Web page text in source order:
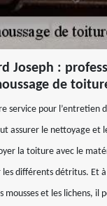
Joseph :
de
service pour l’entretien
assurer le nettoyage et
la toiture avec le
différents détritus. Et
mousses et les lichens, il